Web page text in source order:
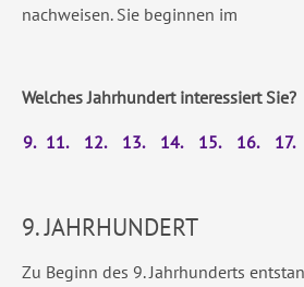
nachweisen. Sie beginnen im
Welches Jahrhundert interessiert Sie?
9. 11. 12. 13. 14. 15. 16. 17.
9. JAHRHUNDERT
Zu Beginn des 9. Jahrhunderts